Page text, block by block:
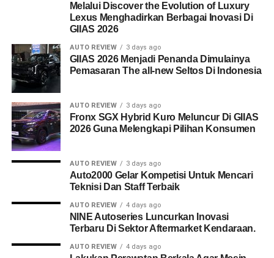
Melalui Discover the Evolution of Luxury
Lexus Menghadirkan Berbagai Inovasi Di
GIIAS 2026
AUTO REVIEW 3 days ago
GIIAS 2026 Menjadi Penanda Dimulainya
Pemasaran The all-new Seltos Di Indonesia
AUTO REVIEW 3 days ago
Fronx SGX Hybrid Kuro Meluncur Di GIIAS
2026 Guna Melengkapi Pilihan Konsumen
AUTO REVIEW 3 days ago
Auto2000 Gelar Kompetisi Untuk Mencari
Teknisi Dan Staff Terbaik
AUTO REVIEW 4 days ago
NINE Autoseries Luncurkan Inovasi
Terbaru Di Sektor Aftermarket Kendaraan.
AUTO REVIEW 4 days ago